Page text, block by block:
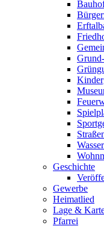
Geschichte
Gewerbe
Heimatlied
Lage &
Pfarrei